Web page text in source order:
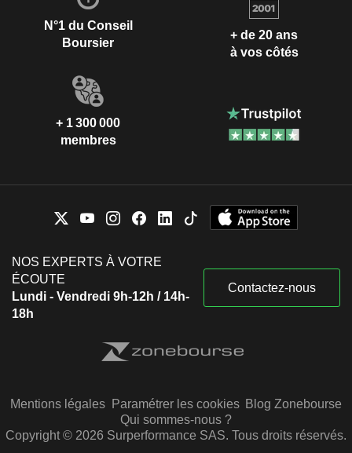
N°1 du Conseil
Boursier
+ de 20 ans
à vos côtés
+ 1 300 000
membres
NOS EXPERTS À VOTRE
ÉCOUTE
Lundi - Vendredi 9h-12h / 14h-
18h
Contactez-nous
Mentions légales Paramétrer les cookies Blog Zonebourse
Qui sommes-nous ?
Copyright © 2026 Surperformance SAS. Tous droits réservés.